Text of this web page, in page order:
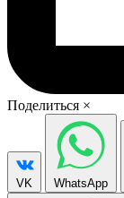
Поделиться ×
VK WhatsApp